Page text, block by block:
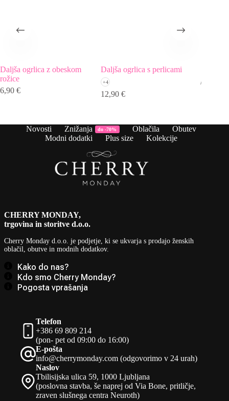
Daljša ogrlica z obeskom
rožice
6,90 €
Daljša ogrlica s perlicami
+4
12,90€
Novosti Znižanja do -70% Oblačila
Obutev
Modni dodatki
Plus size Kolekcije
CHERRY MONDAY,
trgovina in storitve d.o.o.
Cherry Monday d.o.o. je podjetje, ki se ukvarja s prodajo ženskih
oblačil, obutve in modnih dodatkov.
Kako do nas?
Kdo smo Cherry Monday?
Pogosta vprašanja
Telefon
+386 69 809 214
(pon- pet od 09:00 do 16:00)
E-pošta
info@cherrymonday.com (odgovorimo v 24 urah)
Naslov
Tbilisijska ulica 59, 1000 Ljubljana
(poslovna stavba, še naprej od Via Bone, pritličje,
zraven slušnega centra Neuroth)